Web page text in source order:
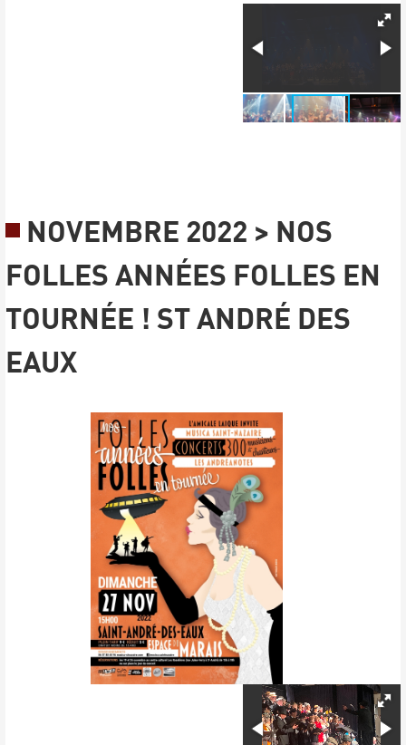
NOVEMBRE 2022 > NOS
FOLLES ANNÉES FOLLES EN
TOURNÉE ! ST ANDRÉ DES
EAUX